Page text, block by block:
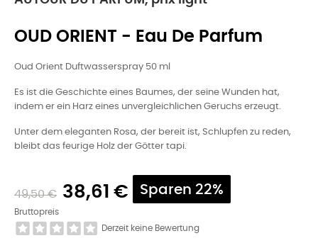
OUD ORIENT - Eau De Parfum
Oud Orient Duftwasserspray 50 ml
Es ist die Geschichte eines Baumes, der seine Wunden hat,
indem er ein Harz eines unvergleichlichen Geruchs erzeugt.
Unter dem eleganten Rosa, der bereit ist, Schlupfen zu reden,
bleibt das feurige Holz der Götter tapi.
49,50 € 38,61 € Sparen 22%
Bruttopreis
Derzeit keine Bewertung